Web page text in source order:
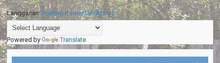
Langganan:Posting Komentar (Atom)
Powered by Translate